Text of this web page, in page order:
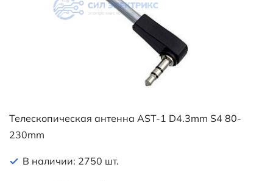
Телескопическая антенна AST-1 D4.3mm S4 80-
230mm
В наличии: 2750 шт.